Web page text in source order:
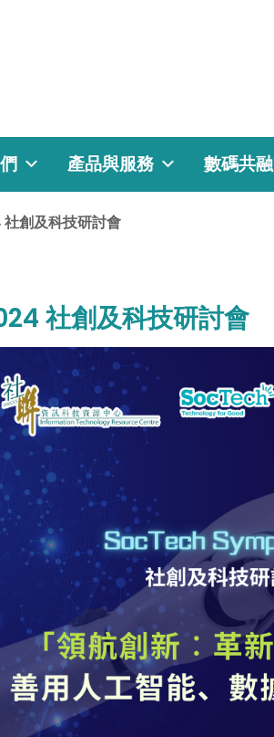
產品與服務 數碼共融
創及科技研討會
社創及科技研討會